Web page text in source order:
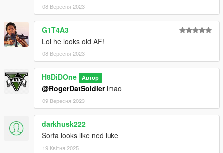
08 Вересня 2023
G1T4A3
Lol he looks old AF!
08 Вересня 2023
H8DiDOne Автор
@RogerDatSoldierlmao
09 Вересня 2023
darkhusk222
Sorta looks like ned luke
19 Квітня 2025